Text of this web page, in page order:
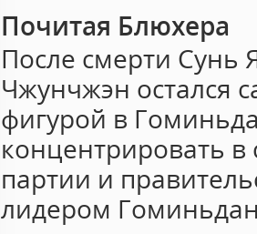
Почитая Блюхера
После смерти Сунь
Чжунчжэн остался
фигурой в
концентрировать в
партии и
лидером